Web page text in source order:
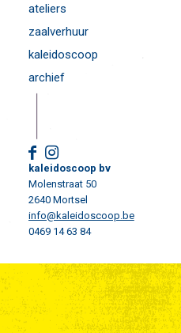
ateliers
zaalverhuur
kaleidoscoop
archief
kaleidoscoop bv
Molenstraat 50
2640 Mortsel
info@kaleidoscoop.be
0469 14 63 84